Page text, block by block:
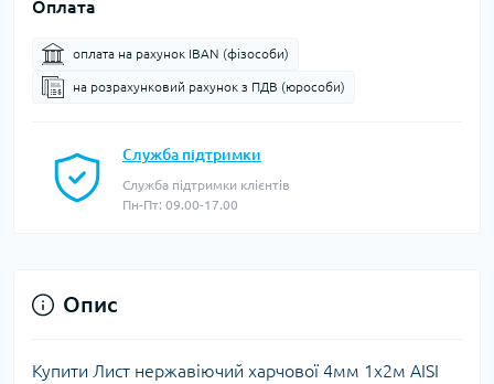
Оплата
оплата на рахунок IBAN (фізособи)
на розрахунковий рахунок з ПДВ (юрособи)
Служба підтримки
Служба підтримки клієнтів
Пн-Пт: 09.00-17.00
Опис
Купити Лист нержавіючий харчової 4мм 1х2м AISI